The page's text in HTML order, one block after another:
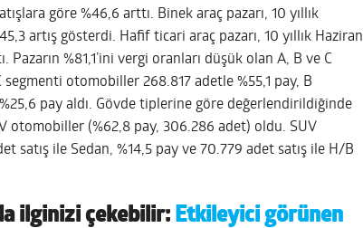
göre %46,6 arttı. Binek araç pazarı, 10 yıllık
artış gösterdi. Hafif ticari araç pazarı, 10 yıllık Haziran
Pazarın %81,1’ini vergi oranları düşük olan A, B ve C
otomobiller 268.817 adetle %55,1 pay, B
pay aldı. Gövde tiplerine göre değerlendirildiğinde
otomobiller (%62,8 pay, 306.286 adet) oldu. SUV
satış ile Sedan, %14,5 pay ve 70.779 adet satış ile H/B
ilginizi çekebilir: Etkileyici görünen